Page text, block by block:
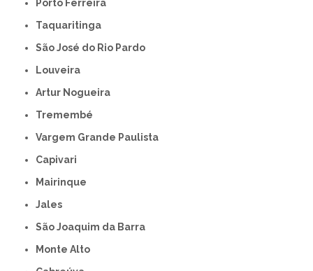
Porto Ferreira
Taquaritinga
São José do Rio Pardo
Louveira
Artur Nogueira
Tremembé
Vargem Grande Paulista
Capivari
Mairinque
Jales
São Joaquim da Barra
Monte Alto